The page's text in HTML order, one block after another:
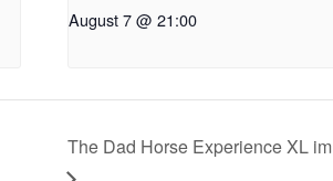
August 7 @ 21:00
The Dad Horse Experience XL